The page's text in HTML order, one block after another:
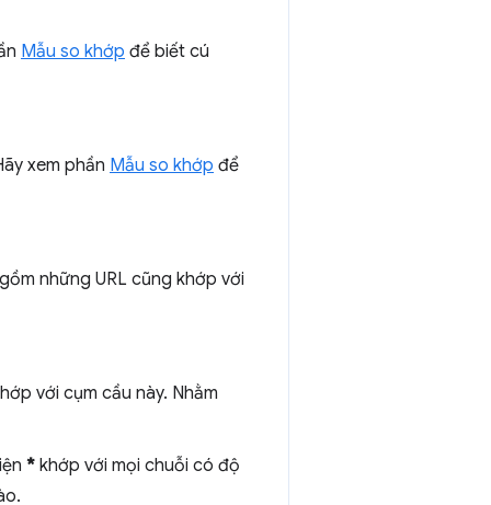
Mẫu so khớp để biết cú
xem phần Mẫu so khớp để
những URL cũng khớp với
với cụm cầu này. Nhằm
* khớp với mọi chuỗi có độ